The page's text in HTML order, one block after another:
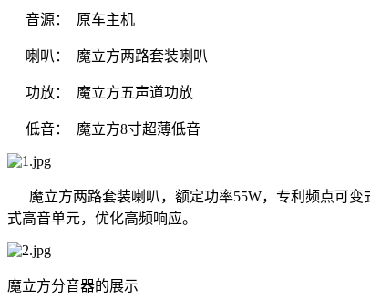
音源： 原车主机
喇叭： 魔立方两路套装喇叭
功放： 魔立方五声道功放
低音： 魔立方8寸超薄低音
魔立方两路套装喇叭，额定功率55W，专利频点可变
式高音单元，优化高频响应。
魔立方分音器的展示